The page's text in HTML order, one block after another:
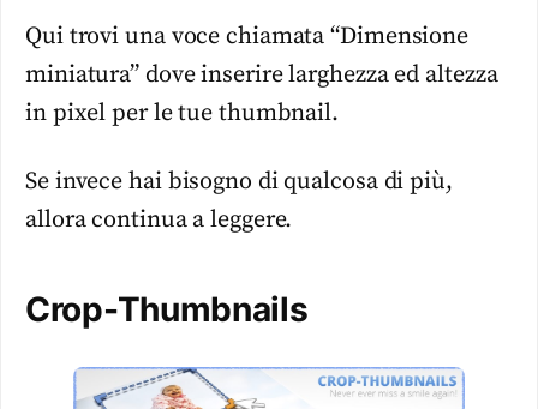
Qui trovi una voce chiamata “Dimensione
miniatura” dove inserire larghezza ed altezza
in pixel per le tue thumbnail.
Se invece hai bisogno di qualcosa di più,
allora continua a leggere.
Crop-Thumbnails